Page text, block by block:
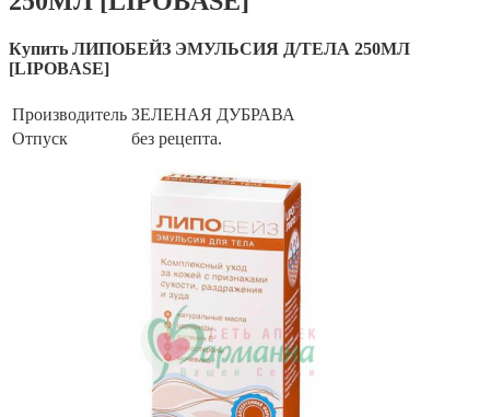
Купить ЛИПОБЕЙЗ ЭМУЛЬСИЯ Д/ТЕЛА 250МЛ
[LIPOBASE]
Производитель ЗЕЛЕНАЯ ДУБРАВА
Отпуск
без рецепта.